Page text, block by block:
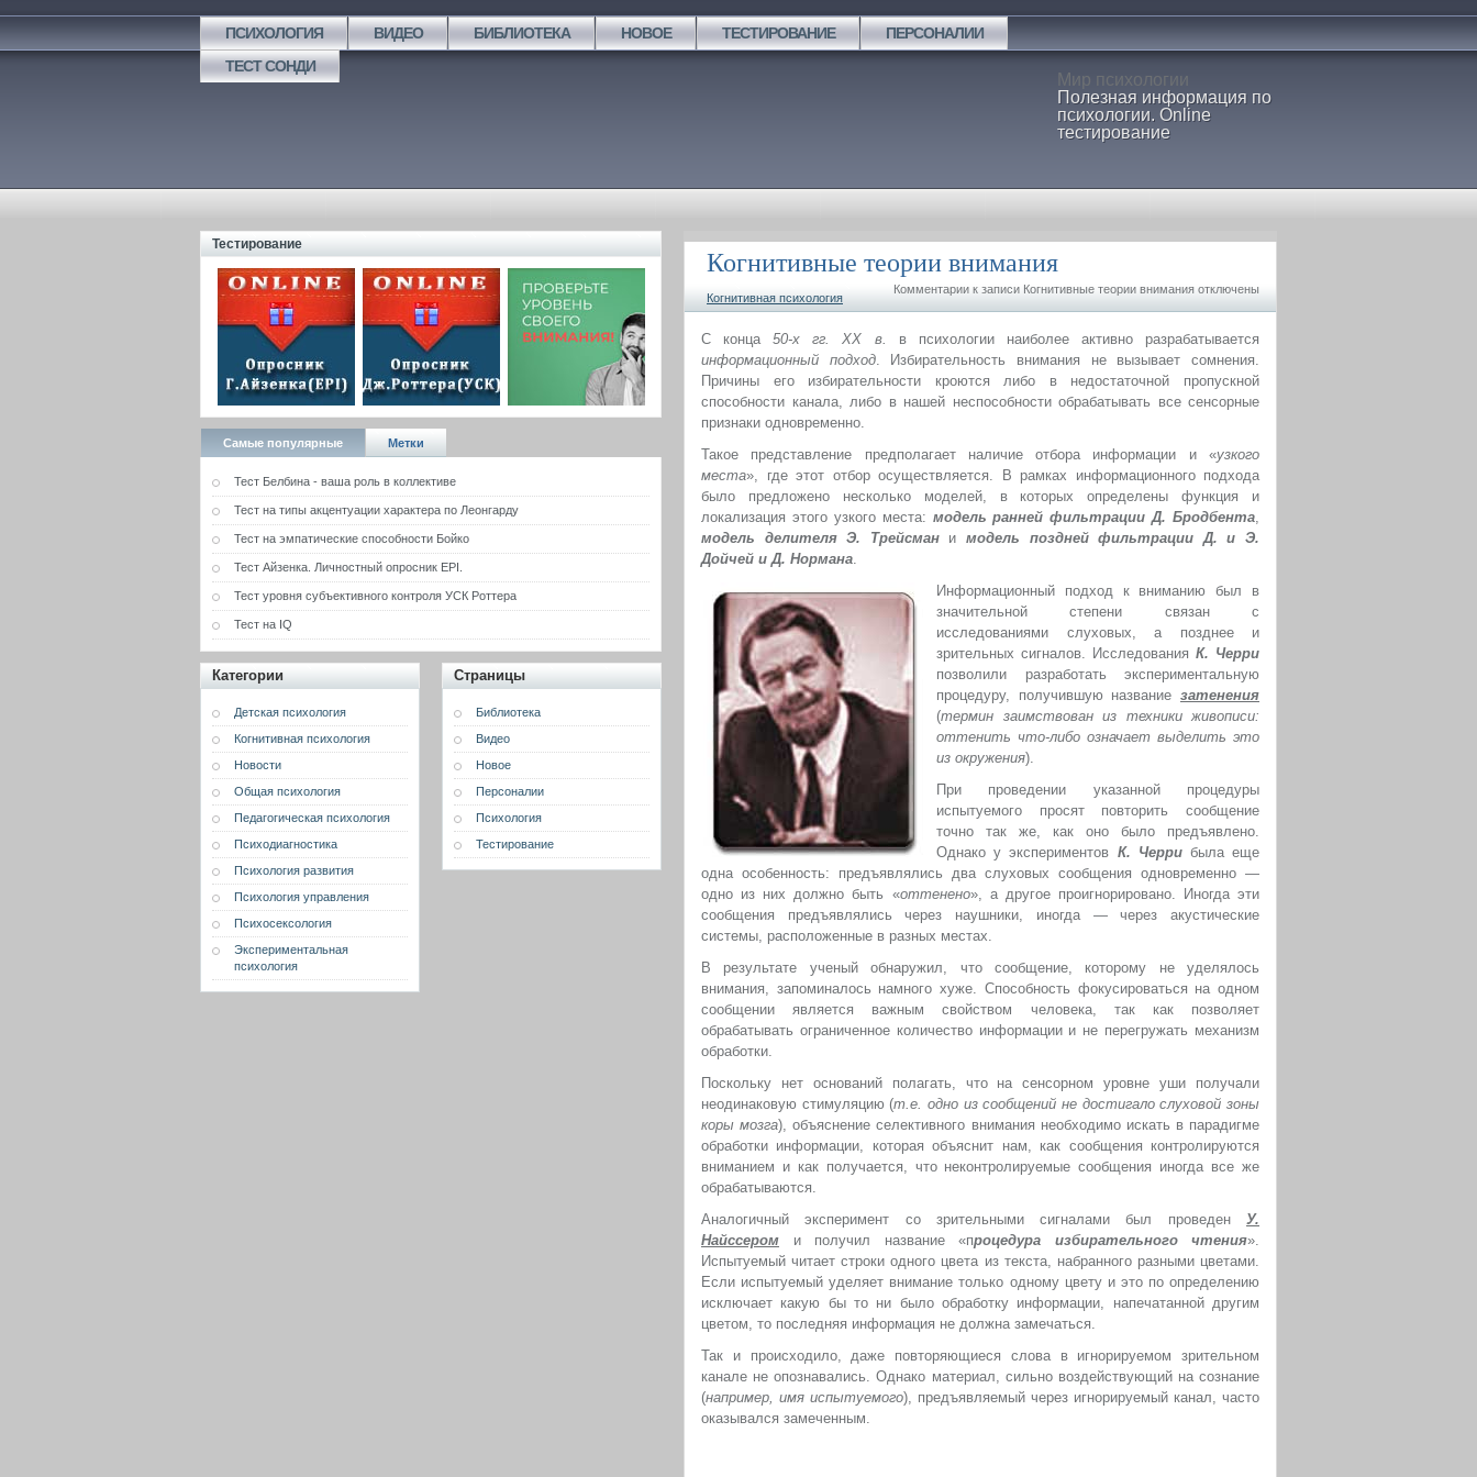
ПСИХОЛОГИЯ ВИДЕО БИБЛИОТЕКА НОВОЕ ТЕСТИРОВАНИЕ
ПЕРСОНАЛИИ
ТЕСТ СОНДИ
Мир психологии
Полезная информация по
психологии. Online
тестирование
Когнитивные теории внимания
Когнитивная психология
Комментарии к записи Когнитивные теории внимания отключены
С конца50-х гг. XX в.
в психологии наиболее активно разрабатывается
информационный подход. Избирательность внимания не вызывает сомнения.
Причины его избирательности кроются либо в недостаточной пропускной
способности канала, либо в нашей неспособности обрабатывать все сенсорные
признаки одновременно.
Такое представление предполагает наличие отбора информации и «узкого
места», где этот отбор осуществляется. В рамках информационного подхода
было предложено несколько моделей, в которых определены функция и
локализация этого узкого места: модель ранней фильтрации Д. Бродбента,
модель делителя Э. Трейсманимодель поздней фильтрации Д. и Э.
Дойчей и Д. Нормана.
Информационный подход к вниманию был в
значительной степени связан с
исследованиями слуховых, а позднее и
зрительных сигналов. Исследования К. Черри
позволили разработать экспериментальную
процедуру, получившую название затенения
(термин заимствован из техники живописи:
оттенить что-либо означает выделить это
из окружения).
При проведении указанной процедуры
испытуемого просят повторить сообщение
точно так же, как оно было предъявлено.
Однако у экспериментов К. Черрибыла еще
одна особенность: предъявлялись два слуховых сообщения одновременно —
одно из них должно быть «оттенено», а другое проигнорировано. Иногда эти
сообщения предъявлялись через наушники, иногда — через акустические
системы, расположенные в разных местах.
В результате ученый обнаружил, что сообщение, которому не уделялось
внимания, запоминалось намного хуже. Способность фокусироваться на одном
сообщении является важным свойством человека, так как позволяет
обрабатывать ограниченное количество информации и не перегружать механизм
обработки.
Поскольку нет оснований полагать, что на сенсорном уровне уши получали
неодинаковую стимуляцию (т.е. одно из сообщений не достигало слуховой зоны
коры мозга), объяснение селективного внимания необходимо искать в парадигме
обработки информации, которая объяснит нам, как сообщения контролируются
вниманием и как получается, что неконтролируемые сообщения иногда все же
обрабатываются.
Аналогичный эксперимент со зрительными сигналами был проведен У.
Найссером и получил название «процедура избирательного чтения».
Испытуемый читает строки одного цвета из текста, набранного разными цветами.
Если испытуемый уделяет внимание только одному цвету и это по определению
исключает какую бы то ни было обработку информации, напечатанной другим
цветом, то последняя информация не должна замечаться.
Так и происходило, даже повторяющиеся слова в игнорируемом зрительном
канале не опознавались. Однако материал, сильно воздействующий на сознание
(например, имя испытуемого), предъявляемый через игнорируемый канал, часто
оказывался замеченным.
Тестирование
Самые популярные Метки
Тест Белбина - ваша роль в коллективе
Тест на типы акцентуации характера по Леонгарду
Тест на эмпатические способности Бойко
Тест Айзенка. Личностный опросник EPI.
Тест уровня субъективного контроля УСК Роттера
Тест на IQ
Категории
Детская психология
Когнитивная психология
Новости
Общая психология
Педагогическая психология
Психодиагностика
Психология развития
Психология управления
Психосексология
Экспериментальная
психология
Страницы
Библиотека
Видео
Новое
Персоналии
Психология
Тестирование